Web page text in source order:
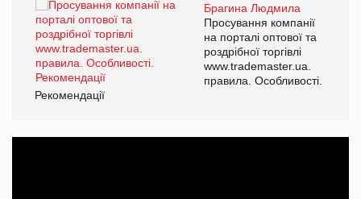
Брагина Людмила
Просування компанії
на порталі оптової та
роздрібної торгівлі
www.trademaster.ua.
правила. Особливості.
Рекомендації